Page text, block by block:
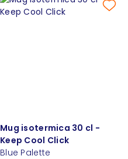
Mug isotermica 30 cl -
Keep Cool Click
Blue Palette